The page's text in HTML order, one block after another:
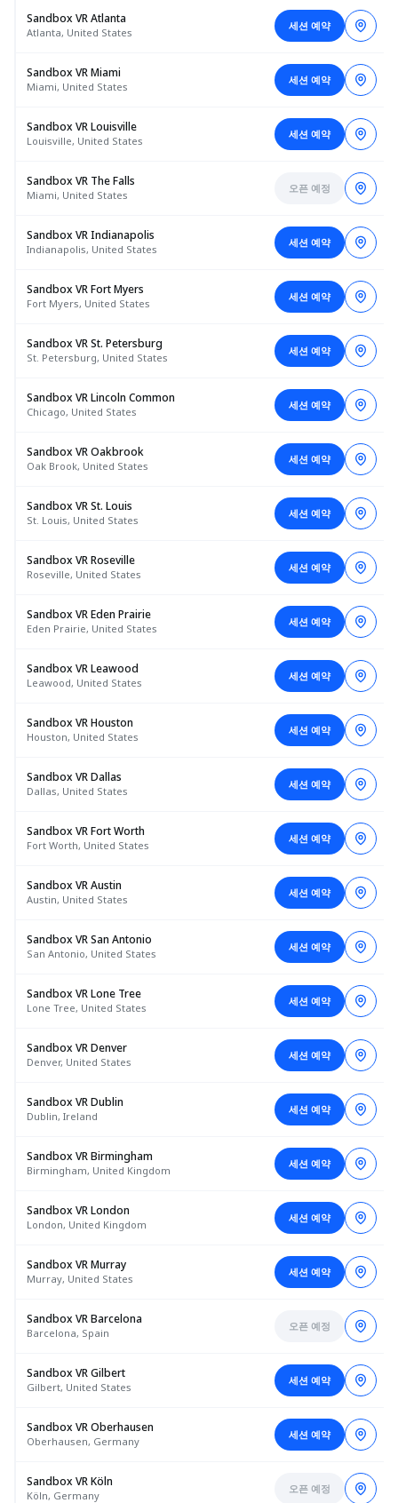
Sandbox VR Atlanta
Atlanta, United States
세션 예약
Sandbox VR Miami
Miami, United States
세션 예약
Sandbox VR Louisville
Louisville, United States
세션 예약
Sandbox VR The Falls
Miami, United States
오픈 예정
Sandbox VR Indianapolis
Indianapolis, United States
세션 예약
Sandbox VR Fort Myers
Fort Myers, United States
세션 예약
Sandbox VR St. Petersburg
St. Petersburg, United States
세션 예약
Sandbox VR Lincoln Common
Chicago, United States
세션 예약
Sandbox VR Oakbrook
Oak Brook, United States
세션 예약
Sandbox VR St. Louis
St. Louis, United States
세션 예약
Sandbox VR Roseville
Roseville, United States
세션 예약
Sandbox VR Eden Prairie
Eden Prairie, United States
세션 예약
Sandbox VR Leawood
Leawood, United States
세션 예약
Sandbox VR Houston
Houston, United States
세션 예약
Sandbox VR Dallas
Dallas, United States
세션 예약
Sandbox VR Fort Worth
Fort Worth, United States
세션 예약
Sandbox VR Austin
Austin, United States
세션 예약
Sandbox VR San Antonio
San Antonio, United States
세션 예약
Sandbox VR Lone Tree
Lone Tree, United States
세션 예약
Sandbox VR Denver
Denver, United States
세션 예약
Sandbox VR Dublin
Dublin, Ireland
세션 예약
Sandbox VR Birmingham
Birmingham, United Kingdom
세션 예약
Sandbox VR London
London, United Kingdom
세션 예약
Sandbox VR Murray
Murray, United States
세션 예약
Sandbox VR Barcelona
Barcelona, Spain
오픈 예정
Sandbox VR Gilbert
Gilbert, United States
세션 예약
Sandbox VR Oberhausen
Oberhausen, Germany
세션 예약
Sandbox VR Köln
Köln, Germany
오픈 예정